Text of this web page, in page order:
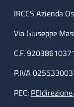
IRCCS Azienda
Via Giuseppe
C.F.
P.IVA
PEC: